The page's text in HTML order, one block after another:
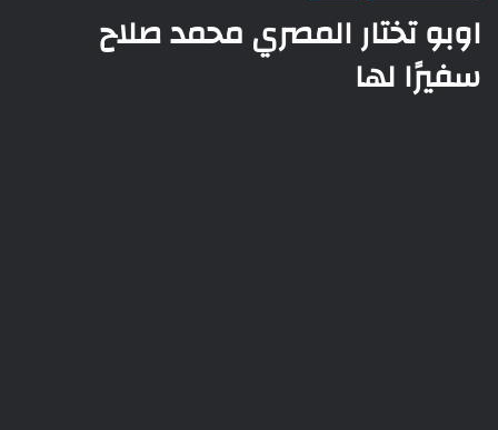
اوبو تختار المصري محمد صلاح
سفيرًا لها